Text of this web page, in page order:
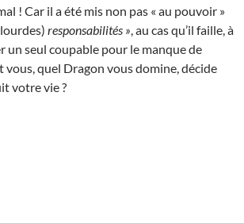
! Car il a été mis non pas « au pouvoir »
responsabilités » , au cas qu’il faille, à
un seul coupable pour le manque de
vous, quel Dragon vous domine, décide
votre vie ?